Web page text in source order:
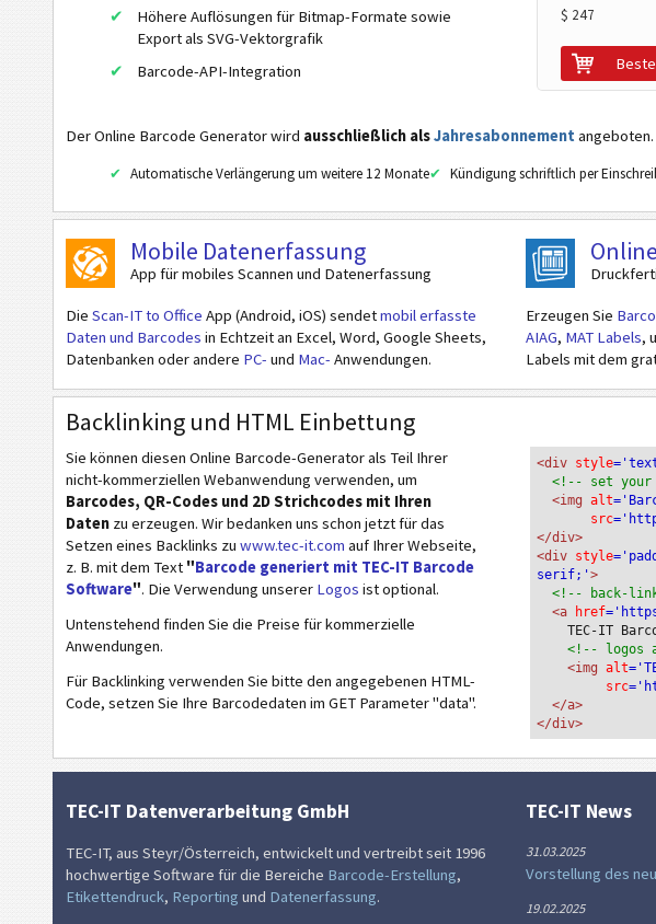
Han Xin
DotCode
PPN Code
Electronic Banking / SEPA
Mobile Tagging
Gesundheitswesen
ISBN Codes
Visitenkarten
Kalender Codes
Wi-Fi Barcodes
Höhere Auflösungen für Bitmap-Formate sowie
Export als SVG-Vektorgrafik
Barcode-API-Integration
$ 247
Der Online Barcode Generator wird ausschließlich alsJahresabonnement angeboten.
Automatische Verlängerung um weitere 12 Monate Kündigung schriftlich per
Mobile Datenerfassung
App für mobiles Scannen und Datenerfassung
Die Scan-IT to Office App (Android, iOS) sendetmobil erfasste
Daten und Barcodes in Echtzeit an Excel, Word, Google Sheets,
Datenbanken oder andere PC- und Mac- Anwendungen.
Erzeugen Sie
AIAG, MAT Labels,
Labels mit dem
Backlinking und HTML Einbettung
Sie können diesen Online Barcode-Generator als Teil Ihrer
nicht-kommerziellen Webanwendung verwenden, um
Barcodes, QR-Codes und 2D Strichcodes mit Ihren
Daten zu erzeugen. Wir bedanken uns schon jetzt für das
Setzen eines Backlinks zu www.tec-it.com auf Ihrer Webseite,
z. B. mit dem Text "Barcode generiert mit TEC-IT Barcode
Software". Die Verwendung unserer Logos ist optional.
Untenstehend finden Sie die Preise für kommerzielle
Anwendungen.
Für Backlinking verwenden Sie bitte den angegebenen HTML-
Code, setzen Sie Ihre Barcodedaten im GET Parameter "data".
<div style
<!-- set your
<img alt
src
</div>
<div style
serif;'>
<!-- back-
<a
href
TEC-IT
<!-- logos
<img alt
src
</a>
</div>
TEC-IT Datenverarbeitung GmbH
TEC-IT, aus Steyr/Österreich, entwickelt und vertreibt seit 1996
hochwertige Software für die Bereiche Barcode-Erstellung,
Etikettendruck, Reporting und Datenerfassung.
TEC-IT News
31.03.2025
Vorstellung des
19.02.2025